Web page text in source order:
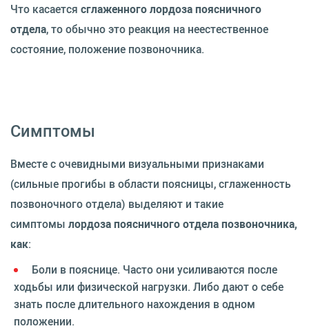
Что касается сглаженного лордоза поясничного
отдела, то обычно это реакция на неестественное
состояние, положение позвоночника.
Симптомы
Вместе с очевидными визуальными признаками
(сильные прогибы в области поясницы, сглаженность
позвоночного отдела) выделяют и такие
симптомы лордоза поясничного отдела позвоночника,
как:
Боли в пояснице. Часто они усиливаются после
ходьбы или физической нагрузки. Либо дают о себе
знать после длительного нахождения в одном
положении.